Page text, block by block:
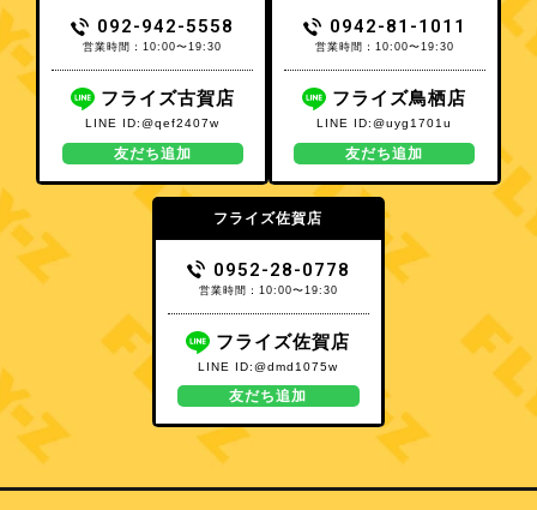
092-942-5558
営業時間：10:00〜19:30
フライズ古賀店
LINE ID:@qef2407w
友だち追加
0942-81-1011
営業時間：10:00〜19:30
フライズ鳥栖店
LINE ID:@uyg1701u
友だち追加
フライズ佐賀店
0952-28-0778
営業時間：10:00〜19:30
フライズ佐賀店
LINE ID:@dmd1075w
友だち追加